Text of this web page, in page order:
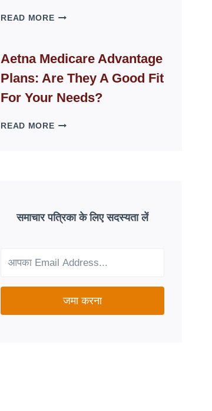
READ MOREWHY
WEBSITES
DISAPPEAR
OVERNIGHT:
ONLINE
PATTERNS
Aetna Medicare Advantage
Plans: Are They A Good Fit
For Your Needs?
READ MOREAETNA
GOOD
FIT
NEEDS?
समाचार पत्रिका के लिए सदस्यता लें
जमा करना